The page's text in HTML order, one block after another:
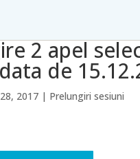
2 apel
de
2017 | Prelungiri sesiuni